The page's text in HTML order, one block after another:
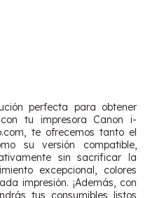
perfecta para obtener
tu impresora Canon i-
te ofrecemos tanto el
su versión compatible,
sin sacrificar la
excepcional, colores
impresión. ¡Además, con
tus consumibles listos